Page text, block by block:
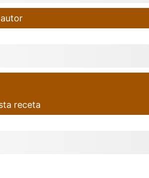
receta